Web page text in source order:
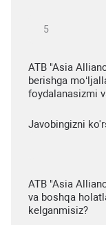
ATB "Asia
berishga
foydalanasizmi
Javobingizni
ATB "Asia
va boshqa
kelganmisiz?